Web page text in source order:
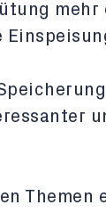
mehr
Themen